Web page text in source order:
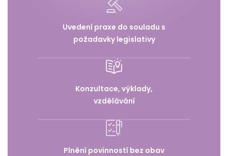
Uvedení praxe do souladu s
požadavky legislativy
Konzultace, výklady,
vzdělávání
Plnění povinností bez obav